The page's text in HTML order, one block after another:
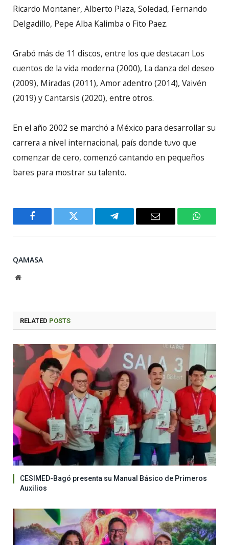
Ricardo Montaner, Alberto Plaza, Soledad, Fernando
Delgadillo, Pepe Alba Kalimba o Fito Paez.
Grabó más de 11 discos, entre los que destacan Los
cuentos de la vida moderna (2000), La danza del deseo
(2009), Miradas (2011), Amor adentro (2014), Vaivén
(2019) y Cantarsis (2020), entre otros.
En el año 2002 se marchó a México para desarrollar su
carrera a nivel internacional, país donde tuvo que
comenzar de cero, comenzó cantando en pequeños
bares para mostrar su talento.
Facebook Twitter Telegram Email
QAMASA
Website
RELATED POSTS
CESIMED-Bagó presenta su Manual Básico de Primeros
Auxilios